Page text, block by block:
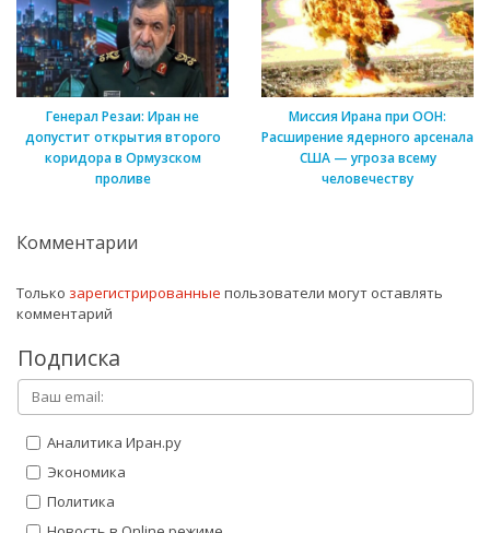
Генерал Резаи: Иран не
допустит открытия второго
коридора в Ормузском
проливе
Миссия Ирана при ООН:
Расширение ядерного арсенала
США — угроза всему
человечеству
Комментарии
Только зарегистрированные пользователи могут оставлять
комментарий
Подписка
Аналитика Иран.ру
Экономика
Политика